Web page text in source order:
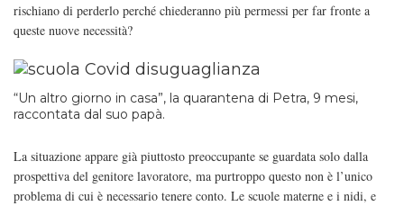
rischiano di perderlo perché chiederanno più permessi per far fronte a
queste nuove necessità?
“Un altro giorno in casa”, la quarantena di Petra, 9 mesi,
raccontata dal suo papà.
La situazione appare già piuttosto preoccupante se guardata solo dalla
prospettiva del genitore lavoratore, ma purtroppo questo non è l’unico
problema di cui è necessario tenere conto. Le scuole materne e i nidi, e